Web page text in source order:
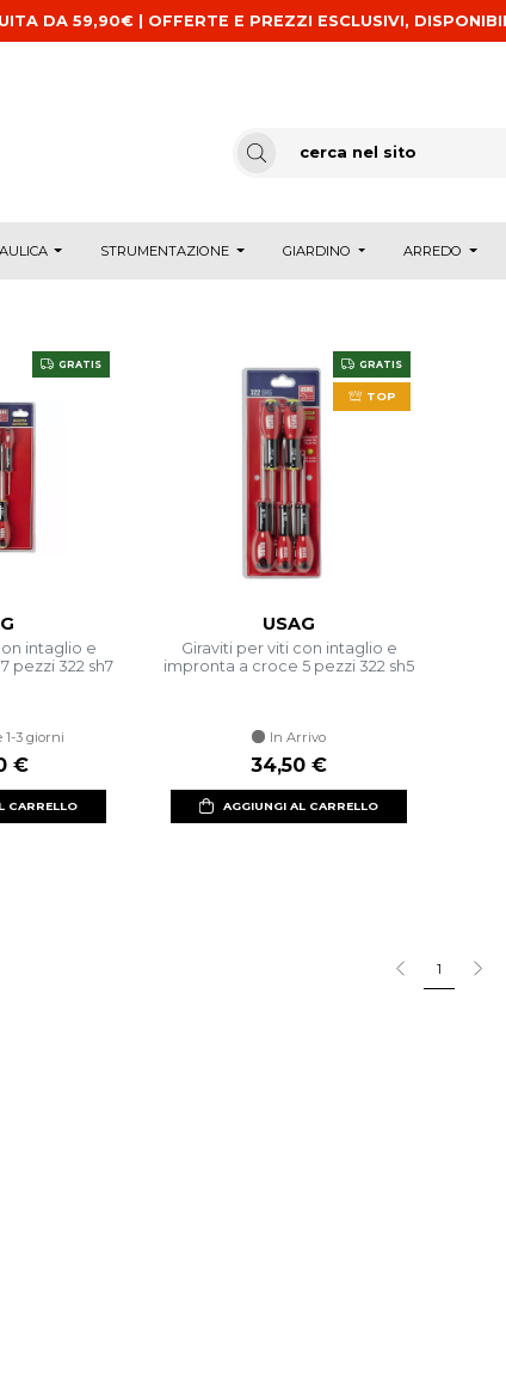
DA 59,90€ | OFFERTE E PREZZI ESCLUSIVI,
STRUMENTAZIONE GIARDINO ARREDO
GRATIS
intaglio e
pezzi 322 sh7
1-3 giorni
€
CARRELLO
GRATIS
TOP
USAG
Giraviti per viti con intaglio e
impronta a croce 5 pezzi 322 sh5
In Arrivo
34,50 €
AGGIUNGI AL CARRELLO
1